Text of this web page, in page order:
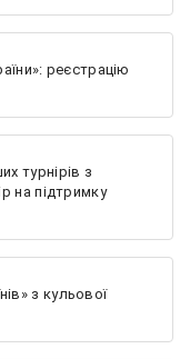
реєстрацію
турнірів з
на підтримку
з кульової